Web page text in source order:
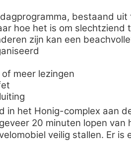
bestaand
hoe het is om slechtziend
zijn kan een
meer lezingen
in het Honig-complex aan
20 minuten lopen van
veilig stallen. Er is